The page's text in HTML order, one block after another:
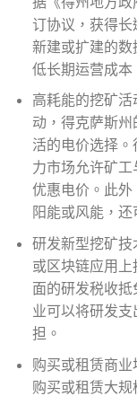
订协议，获得
新建或扩建的
低长期运营成本
高耗能的挖矿
动，得克萨斯
活的电价选择
力市场允许矿
优惠电价。此
阳能或风能，
研发新型挖矿
或区块链应用
面的研发税收
业可以将研发
担。
购买或租赁商
购买或租赁大